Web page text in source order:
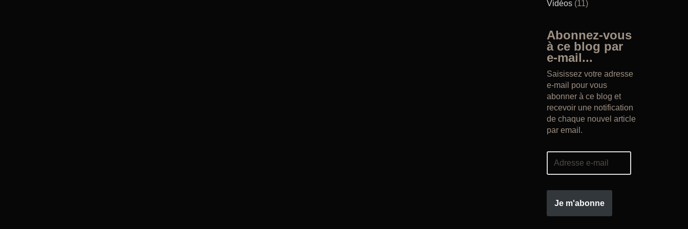
Vidéos (11)
Abonnez-vous
à ce blog par
e-mail...
Saisissez votre adresse
e-mail pour vous
abonner à ce blog et
recevoir une notification
de chaque nouvel article
par email.
Je m'abonne